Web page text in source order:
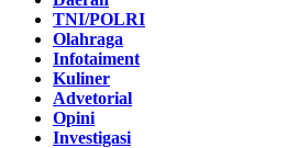
TNI/POLRI
Olahraga
Infotaiment
Kuliner
Advetorial
Opini
Investigasi